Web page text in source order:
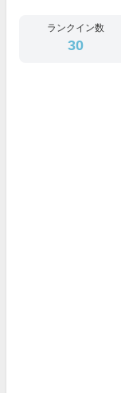
ランクイン数
30